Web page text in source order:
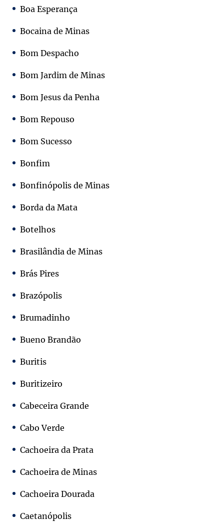
Boa Esperança
Bocaina de Minas
Bom Despacho
Bom Jardim de Minas
Bom Jesus da Penha
Bom Repouso
Bom Sucesso
Bonfim
Bonfinópolis de Minas
Borda da Mata
Botelhos
Brasilândia de Minas
Brás Pires
Brazópolis
Brumadinho
Bueno Brandão
Buritis
Buritizeiro
Cabeceira Grande
Cabo Verde
Cachoeira da Prata
Cachoeira de Minas
Cachoeira Dourada
Caetanópolis